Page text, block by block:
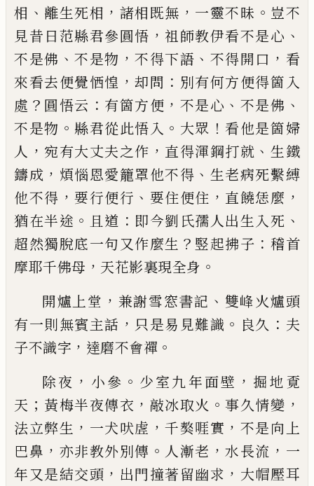
相 、 離生死相 ， 諸相既無 ， 一靈不昧 。 豈不
見昔日范縣君參圓悟 ， 祖師教伊看不是心 、
不是佛 、不是物 ，不得下語 、 不得開口 ， 看
來看去便覺恓惶 ，却問 ： 別有何方便得箇入
處 ？ 圓悟云 ： 有箇方便 ， 不是心 、 不是佛 、
不是物 。 縣君從此悟入 。 大眾 ！ 看他是箇婦
人 ， 宛有大丈夫之作 ， 直得渾鋼打就 、 生鐵
鑄成 ， 煩惱恩愛籠罩他不得 、 生老病死繫縛
他不得 ，要行便行 、 要住便住 ， 直饒恁麼 ，
猶在半途 。 且道 ： 即今劉氏孺人出生入死 、
超然獨脫底一句又作麼生 ？ 竪起拂子 ： 稽首
摩耶千佛母 ， 天花影裏現全身 。
開爐上堂 ， 兼謝雪窓書記 、 雙峰火爐頭
有一則無賓主話 ， 只是易見難識 。 良久 ： 夫
子不識字 ， 達磨不會禪 。
除夜 ， 小參 。 少室九年面壁 ， 掘地覔
天 ； 黃梅半夜傳衣 ， 敲冰取火 。事久情變 ，
法立弊生 ， 一犬吠虗 ，千獒啀實 ， 不是向上
巴鼻 ， 亦非教外別傳 。 人漸老 ，水長流 ， 一
年又是結交頭 ， 出門撞著留幽求 ， 大帽壓耳